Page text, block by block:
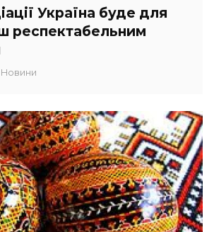
Україна буде для
респектабельним
Новини